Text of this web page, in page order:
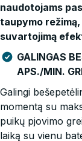
naudotojams
taupymo
suvartojimą
GALINGAS
APS./MIN.
Galingi
momentą su
puikų pjovimo
laiką su vienu